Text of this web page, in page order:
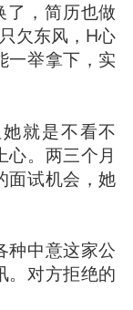
了，简历也做
欠东风，H心
一举拿下，实
就是不看不
心。两三个月
面试机会，她
种中意这家公
。对方拒绝的